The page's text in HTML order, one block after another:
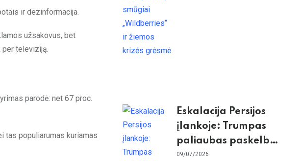
ir dezinformacija.
užsakovus, bet
per televiziją.
parodė: net 67 proc.
tas populiarumas kuriamas
Eskalacija Persijos
įlankoje: Trumpas
paliaubas paskelbė
baigtomis, JAV
09/07/2026